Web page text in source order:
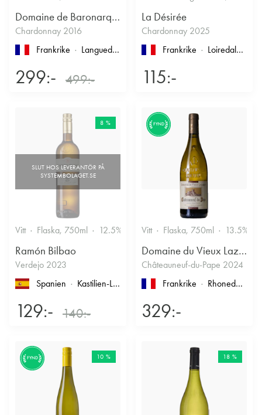
Domaine de Baronarques
Chardonnay 2016
Frankrike
Languedoc-Roussillon , Limoux
299:- 499:-
La Désirée
Chardonnay 2025
Frankrike
Loiredalen
115:-
8 %
Vitt Flaska, 750ml 12.5%
Ramón Bilbao
Verdejo 2023
Spanien
Kastilien-León
129:- 140:-
FYND
Vitt Flaska, 750ml 13.5%
Domaine du Vieux Lazaret
Châteauneuf-du-Pape 2024
Frankrike
Rhonedalen
329:-
FYND 10 % 18 %